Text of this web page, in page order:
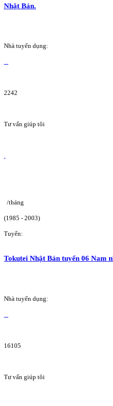
Nhật Bản.
Nhà tuyển dụng:
2242
Tư vấn giúp tôi
/tháng
(1985 - 2003)
Tuyển:
Tokutei Nhật Bản tuyển 06 Nam
Nhà tuyển dụng:
16105
Tư vấn giúp tôi